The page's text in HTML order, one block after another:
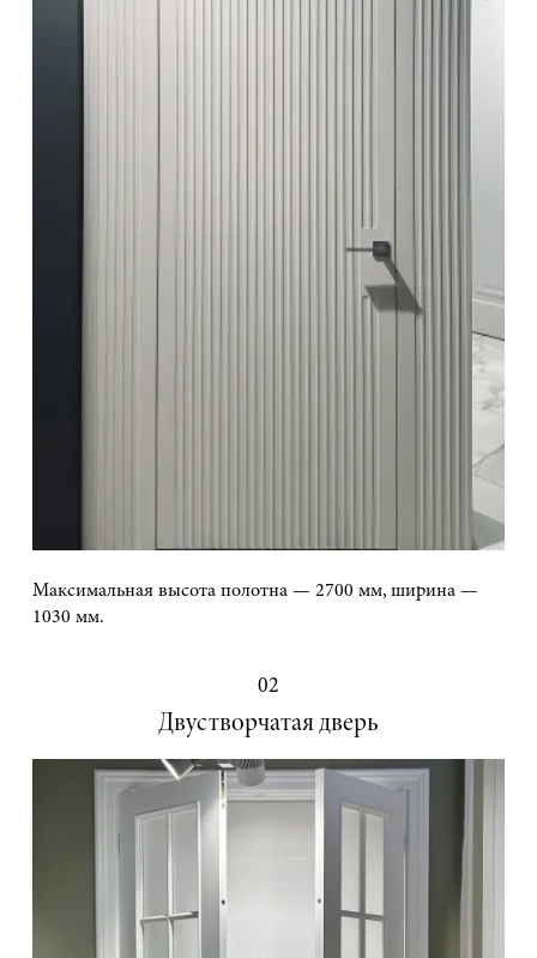
Максимальная высота полотна — 2700 мм, ширина —
1030 мм.
02
Двустворчатая дверь